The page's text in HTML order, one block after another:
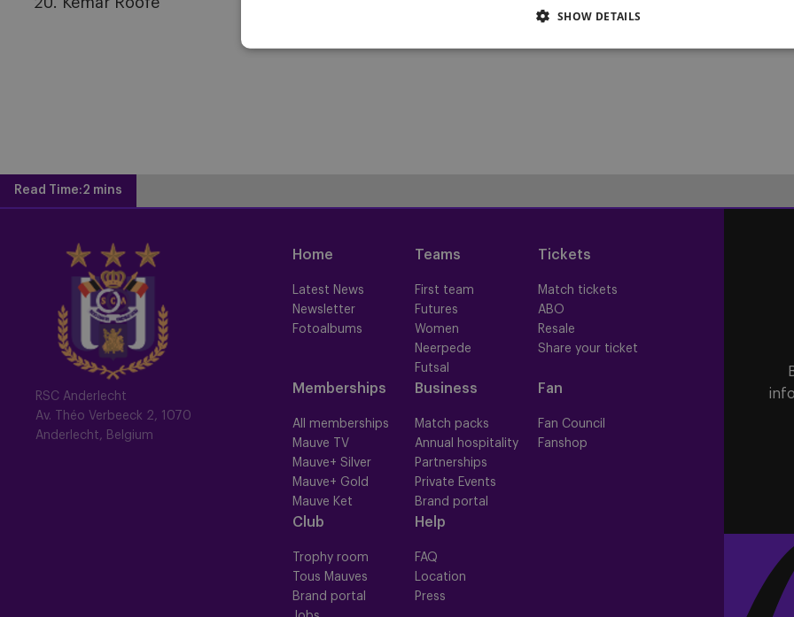
Read Time:2 mins
RSC Anderlecht
Av. Théo Verbeeck 2, 1070
Anderlecht, Belgium
Home
Latest News
Newsletter
Fotoalbums
Teams
First team
Futures
Women
Neerpede
Futsal
Tickets
Match tickets
ABO
Resale
Share your ticket
Memberships
All memberships
Mauve TV
Mauve+ Silver
Mauve+ Gold
Mauve Ket
Business
Match packs
Annual hospitality
Partnerships
Private Events
Brand portal
Fan
Fan Council
Fanshop
Club
Trophy room
Tous Mauves
Brand portal
Help
FAQ
Location
Press
SHOW DETAILS